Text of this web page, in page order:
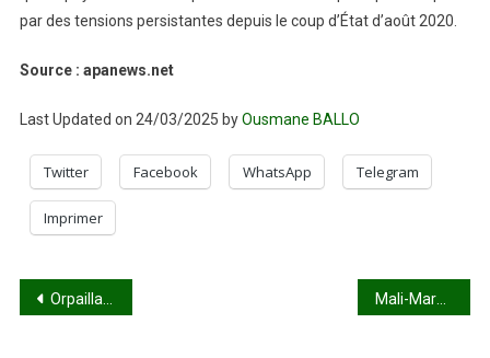
par des tensions persistantes depuis le coup d’État d’août 2020.
Source : apanews.net
Last Updated on 24/03/2025 byOusmane BALLO
Twitter Facebook WhatsApp Telegram
Imprimer
Navigation
Orpaillage à Kangaba : Entre l’or et l’école, un avenir à construire Mali-Maroc : une coopération bilatérale stratégique et durable